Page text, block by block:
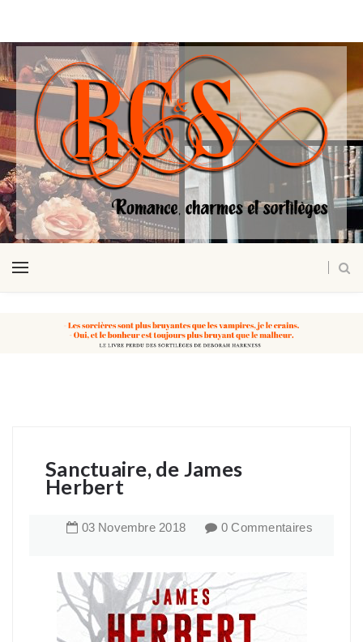
Sanctuaire, de James
Herbert
03 Novembre 2018 0 Commentaires